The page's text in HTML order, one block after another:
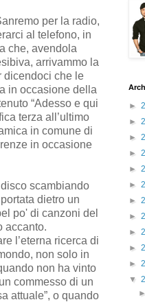
per la radio,
al telefono, in
che, avendola
arrivammo la
dicendoci che le
in occasione della
“Adesso e qui
terza all’ultimo
in comune di
in occasione
scambiando
dietro un
po' di canzoni del
accanto.
l’eterna ricerca di
non solo in
non ha vinto
commesso di un
attuale”, o quando
►
►
►
►
►
►
►
►
►
►
►
▼